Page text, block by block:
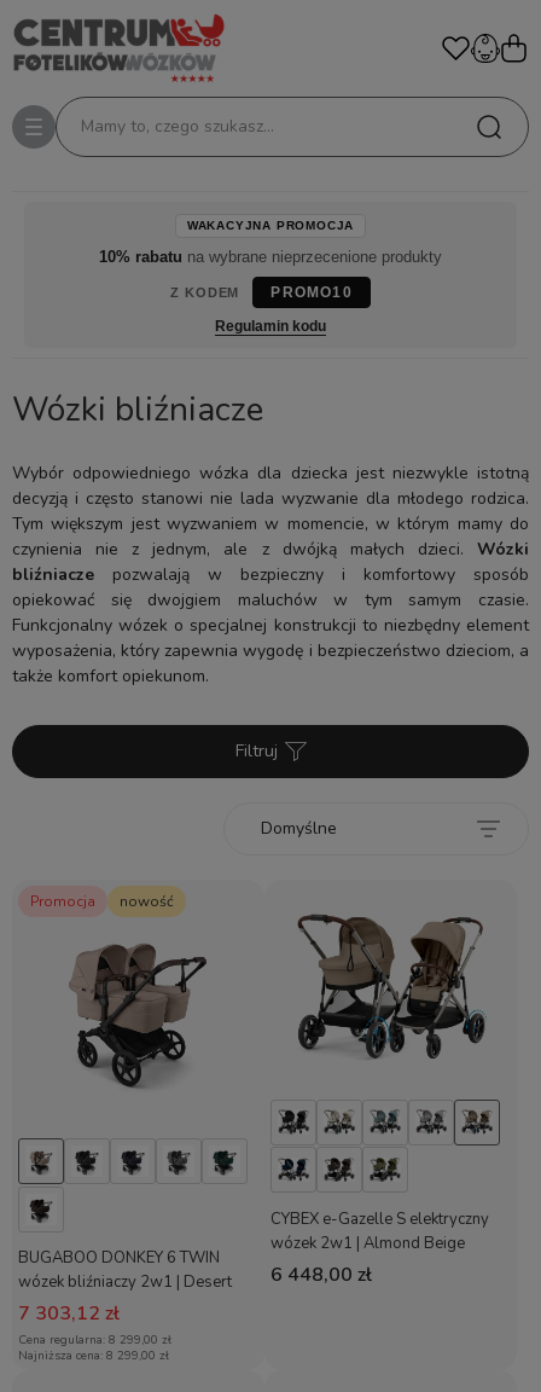
Mamy to, czego szukasz...
WAKACYJNA PROMOCJA
10% rabatu na wybrane nieprzecenione produkty
Z KODEM
PROMO10
Regulamin kodu
Wózki bliźniacze
Wybór odpowiedniego wózka dla dziecka jest niezwykle istotną
decyzją i często stanowi nie lada wyzwanie dla młodego rodzica.
Tym większym jest wyzwaniem w momencie, w którym mamy do
czynienia nie z jednym, ale z dwójką małych dzieci. Wózki
bliźniacze pozwalają w bezpieczny i komfortowy sposób
opiekować się dwojgiem maluchów w tym samym czasie.
Funkcjonalny wózek o specjalnej konstrukcji to niezbędny element
wyposażenia, który zapewnia wygodę i bezpieczeństwo dzieciom, a
także komfort opiekunom.
Filtruj
BUGABOO DONKEY 6 TWIN
wózek bliźniaczy 2w1 | Desert
Taupe
7 303,12 zł
Cena regularna: 8 299,00 zł
Najniższa cena: 8 299,00 zł
Promocja nowość
CYBEX e-Gazelle S elektryczny
wózek 2w1 | Almond Beige
6 448,00 zł